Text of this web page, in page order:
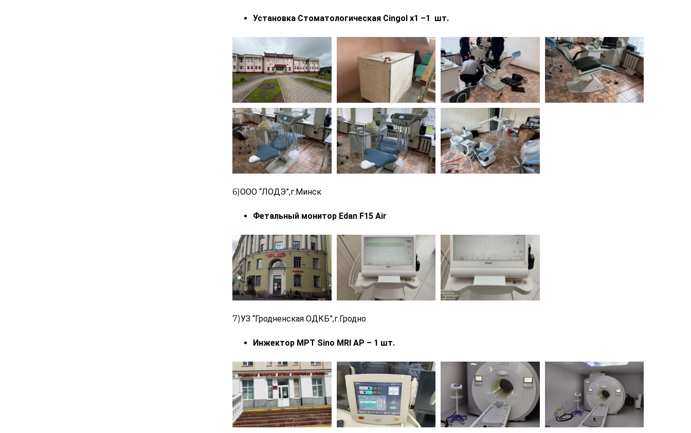
Установка Стоматологическая Cingol х1 –1 шт.
6)ООО “ЛОДЭ”,г.Минск
Фетальный монитор Edan F15 Air
7)УЗ “Гродненская ОДКБ”,г.Гродно
Инжектор МРТ Sino MRI AP – 1 шт.